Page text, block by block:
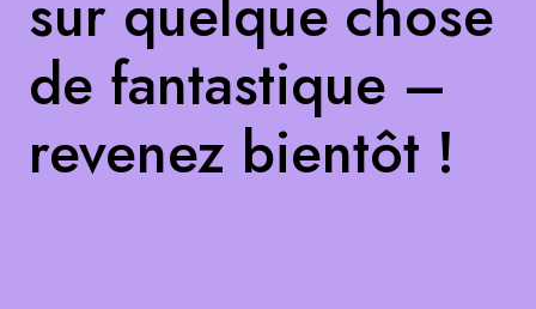
de fantastique –
revenez bientôt !